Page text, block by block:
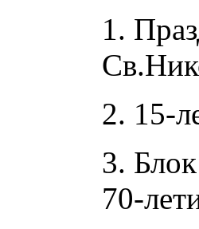
1.
2. 15-
3.
70-